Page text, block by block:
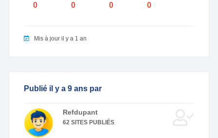
0 0 0 0
Mis à jour il y a 1 an
Publié il y a 9 ans par
Refdupant
62 SITES PUBLIÉS